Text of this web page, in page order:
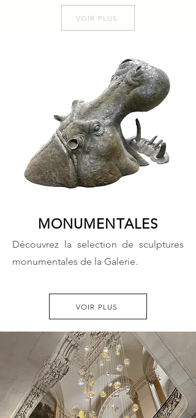
VOIR PLUS
MONUMENTALES
Découvrez la selection de sculptures
monumentales de la Galerie.
VOIR PLUS